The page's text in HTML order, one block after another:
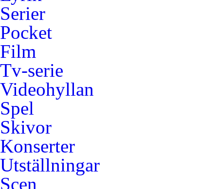
Serier
Pocket
Film
Tv-serie
Videohyllan
Spel
Skivor
Konserter
Utställningar
Scen